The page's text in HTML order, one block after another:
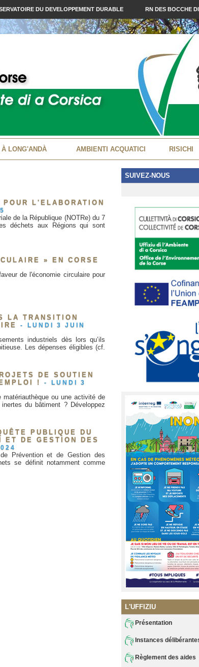
DU DEVELOPPEMENT DURABLE RN DES BOCCHE
LONG'ANDÀ AMBIENTI ACQUATICI RISICHI
L'ELABORATION
de la République (NOTRe) du 7
déchets aux Régions qui sont
» EN CORSE
de l'économie circulaire pour
LA TRANSITION
-
LUNDI 3 JUIN
industriels dès lors qu’ils
Les dépenses éligibles (cf.
DE SOUTIEN
!
-
LUNDI 3
ou une activité de
du bâtiment ? Développez
PUBLIQUE DU
ET DE GESTION DES
Prévention et de Gestion des
se définit notamment comme
SUIVEZ-NOUS
L'UFFIZIU
Présentation
Instances
Règlement des aides